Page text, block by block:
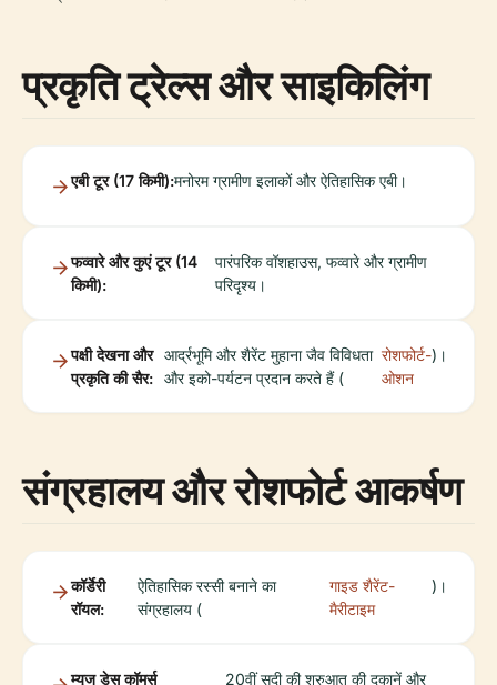
प्रकृति ट्रेल्स और साइकिलिंग
एबी टूर (17 किमी):मनोरम ग्रामीण इलाकों और ऐतिहासिक एबी।
फव्वारे और कुएं टूर (14
किमी):
पारंपरिक वॉशहाउस, फव्वारे और ग्रामीण
परिदृश्य।
पक्षी देखना और
प्रकृति की सैर:
आर्द्रभूमि और शैरेंट मुहाना जैव विविधता
और इको-पर्यटन प्रदान करते हैं (
रोशफोर्ट-
ओशन
)।
संग्रहालय और रोशफोर्ट आकर्षण
कॉर्डेरी
रॉयल:
ऐतिहासिक रस्सी बनाने का
संग्रहालय (
गाइड शैरेंट-
मैरीटाइम
)।
म्यूज डेस कॉमर्स
20वीं सदी की शुरुआत की दुकानें और